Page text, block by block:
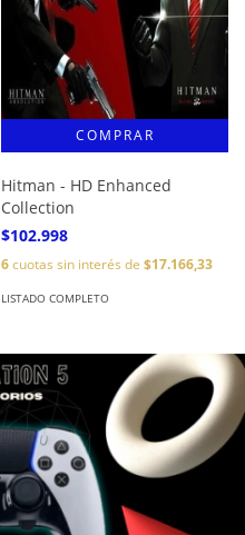
Hitman - HD Enhanced
Collection
$102.998
6cuotas sin interés de $17.166,33
LISTADO COMPLETO